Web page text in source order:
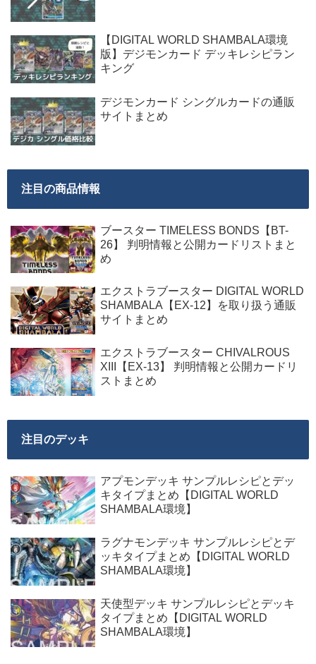
【DIGITAL WORLD SHAMBALA環境
版】デジモンカード デッキレシピラン
キング
デジモンカード シングルカードの通販
サイトまとめ
注目の商品情報
ブースター TIMELESS BONDS【BT-
26】 判明情報と公開カードリストまと
め
エクストラブースター DIGITAL WORLD
SHAMBALA【EX-12】を取り扱う通販
サイトまとめ
エクストラブースター CHIVALROUS
XIII【EX-13】 判明情報と公開カードリ
ストまとめ
注目のデッキ
アプモンデッキ サンプルレシピとデッ
キタイプまとめ【DIGITAL WORLD
SHAMBALA環境】
ラグナモンデッキ サンプルレシピとデ
ッキタイプまとめ【DIGITAL WORLD
SHAMBALA環境】
天使型デッキ サンプルレシピとデッキ
タイプまとめ【DIGITAL WORLD
SHAMBALA環境】